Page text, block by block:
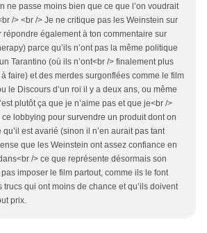
ne passe moins bien que ce que l’on voudrait
/> <br /> Je ne critique pas les Weinstein sur
répondre également à ton commentaire sur
parce qu’ils n’ont pas la même politique
Tarantino (où ils n’ont<br /> finalement plus
faire) et des merdes surgonflées comme le film
le Discours d’un roi il y a deux ans, ou même
plutôt ça que je n’aime pas et que je<br />
lobbying pour survendre un produit dont on
qu’il est avarié (sinon il n’en aurait pas tant
que les Weinstein ont assez confiance en
/> ce que représente désormais son
imposer le film partout, comme ils le font
trucs qui ont moins de chance et qu’ils doivent
prix.